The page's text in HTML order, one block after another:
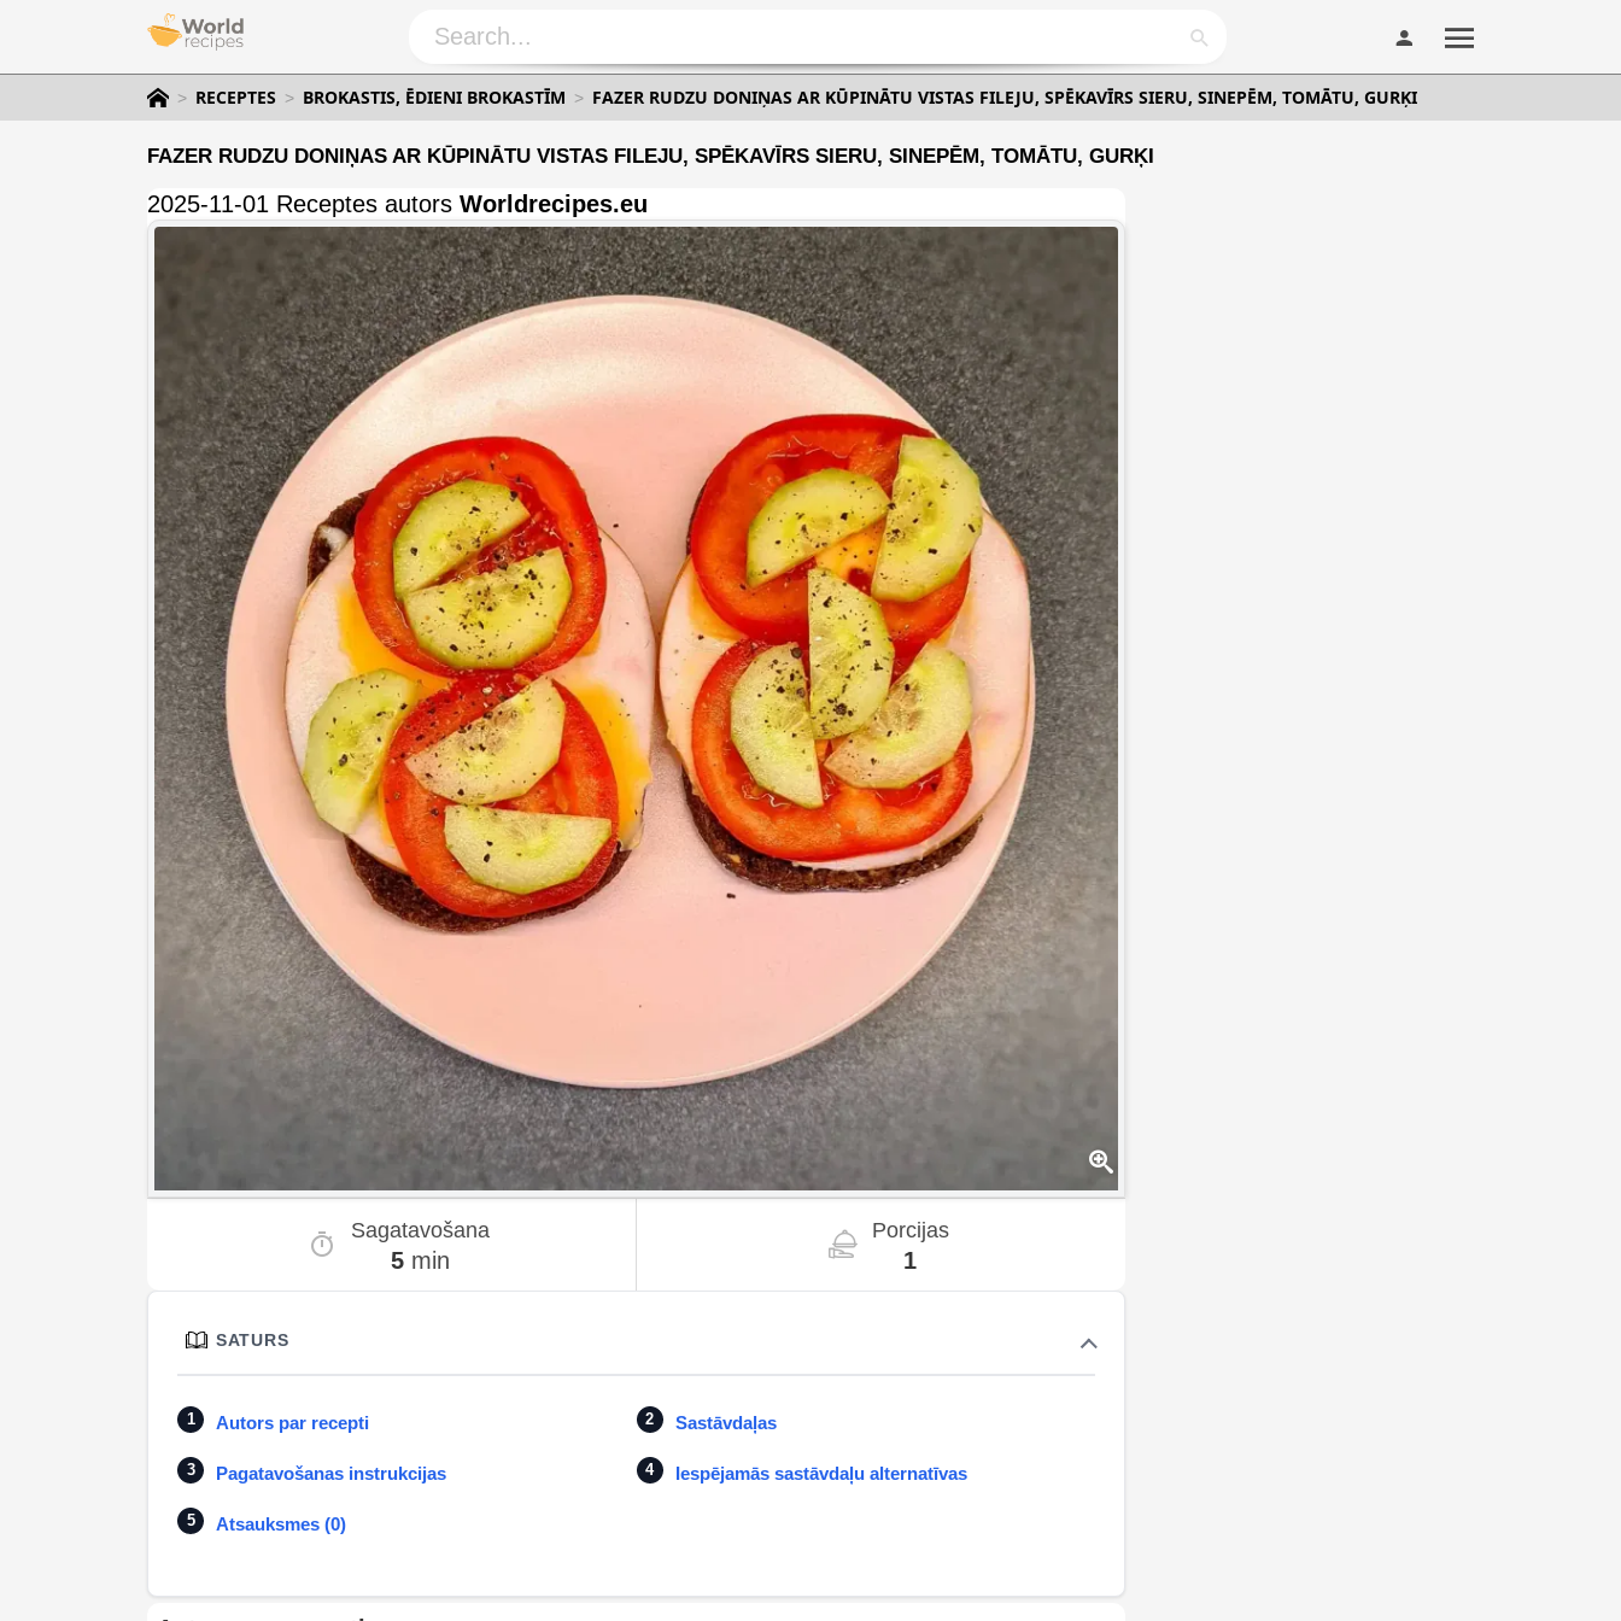
RECEPTES BROKASTIS, ĒDIENI BROKASTĪM FAZER RUDZU DONIŅAS AR KŪPINĀTU VISTAS FILEJU, SPĒKAVĪRS SIERU, SINEPĒM, TOMĀTU, GURĶI
FAZER RUDZU DONIŅAS AR KŪPINĀTU VISTAS FILEJU, SPĒKAVĪRS SIERU, SINEPĒM, TOMĀTU, GURĶI
2025-11-01 Receptes autors Worldrecipes.eu
Sagatavošana
5 min
Porcijas
1
SATURS
Autors par recepti Sastāvdaļas
Pagatavošanas instrukcijas Iespējamās sastāvdaļu alternatīvas
Atsauksmes (0)